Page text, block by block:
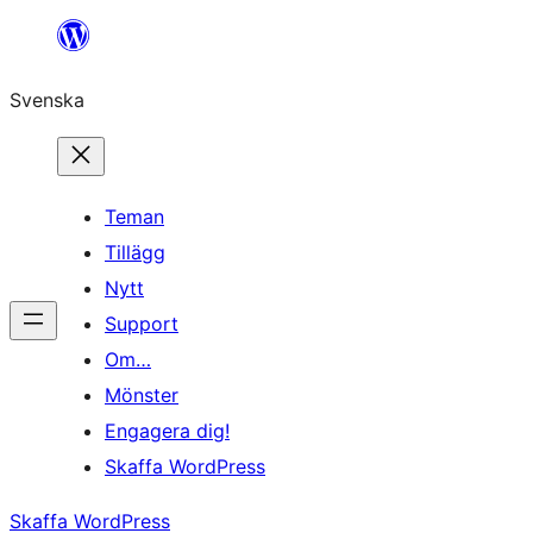
Hoppa
innehåll
Svenska
Teman
Tillägg
Nytt
Support
Om…
Mönster
Engagera dig!
Skaffa WordPress
Skaffa WordPress